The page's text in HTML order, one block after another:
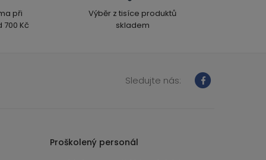
při
Kč
Výběr z tisíce produktů
skladem
Sledujte nás:
Proškolený personál